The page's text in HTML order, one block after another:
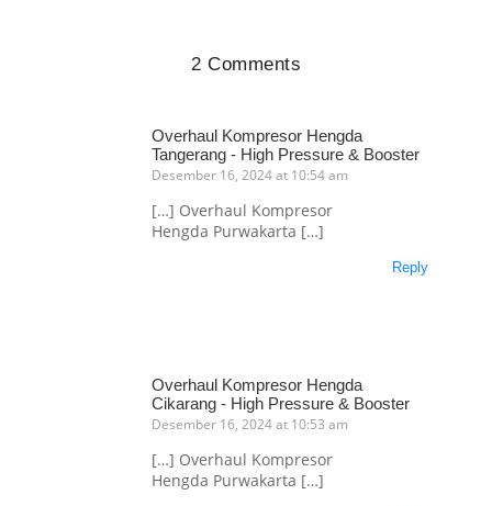
2 Comments
Overhaul Kompresor Hengda
Tangerang - High Pressure & Booster
Desember 16, 2024 at 10:54 am
[…] Overhaul Kompresor
Hengda Purwakarta […]
Reply
Overhaul Kompresor Hengda
Cikarang - High Pressure & Booster
Desember 16, 2024 at 10:53 am
[…] Overhaul Kompresor
Hengda Purwakarta […]